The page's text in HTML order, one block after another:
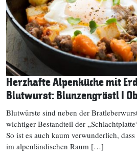
Herzhafte Alpenküche mit
Blutwurst: Blunzengröstl I
Blutwürste sind neben der
wichtiger Bestandteil der
So ist es auch kaum verwunderlich,
im alpenländischen Raum […]